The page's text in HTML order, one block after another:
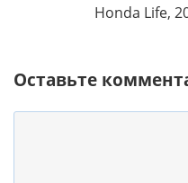
Honda Life,
Оставьте